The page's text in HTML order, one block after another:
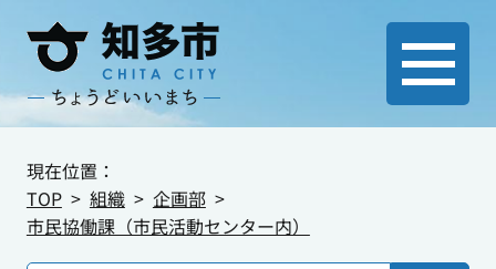
現在位置：
TOP
組織
企画部
市民協働課（市民活動センター内）